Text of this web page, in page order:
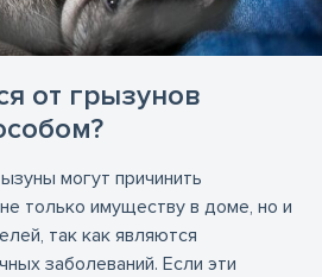
от грызунов
могут причинить
только имуществу в доме, но и
так как являются
заболеваний. Если эти